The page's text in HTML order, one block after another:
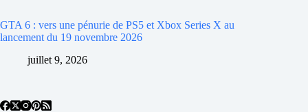
GTA 6 : vers une pénurie de PS5 et Xbox Series X au
lancement du 19 novembre 2026
juillet 9, 2026